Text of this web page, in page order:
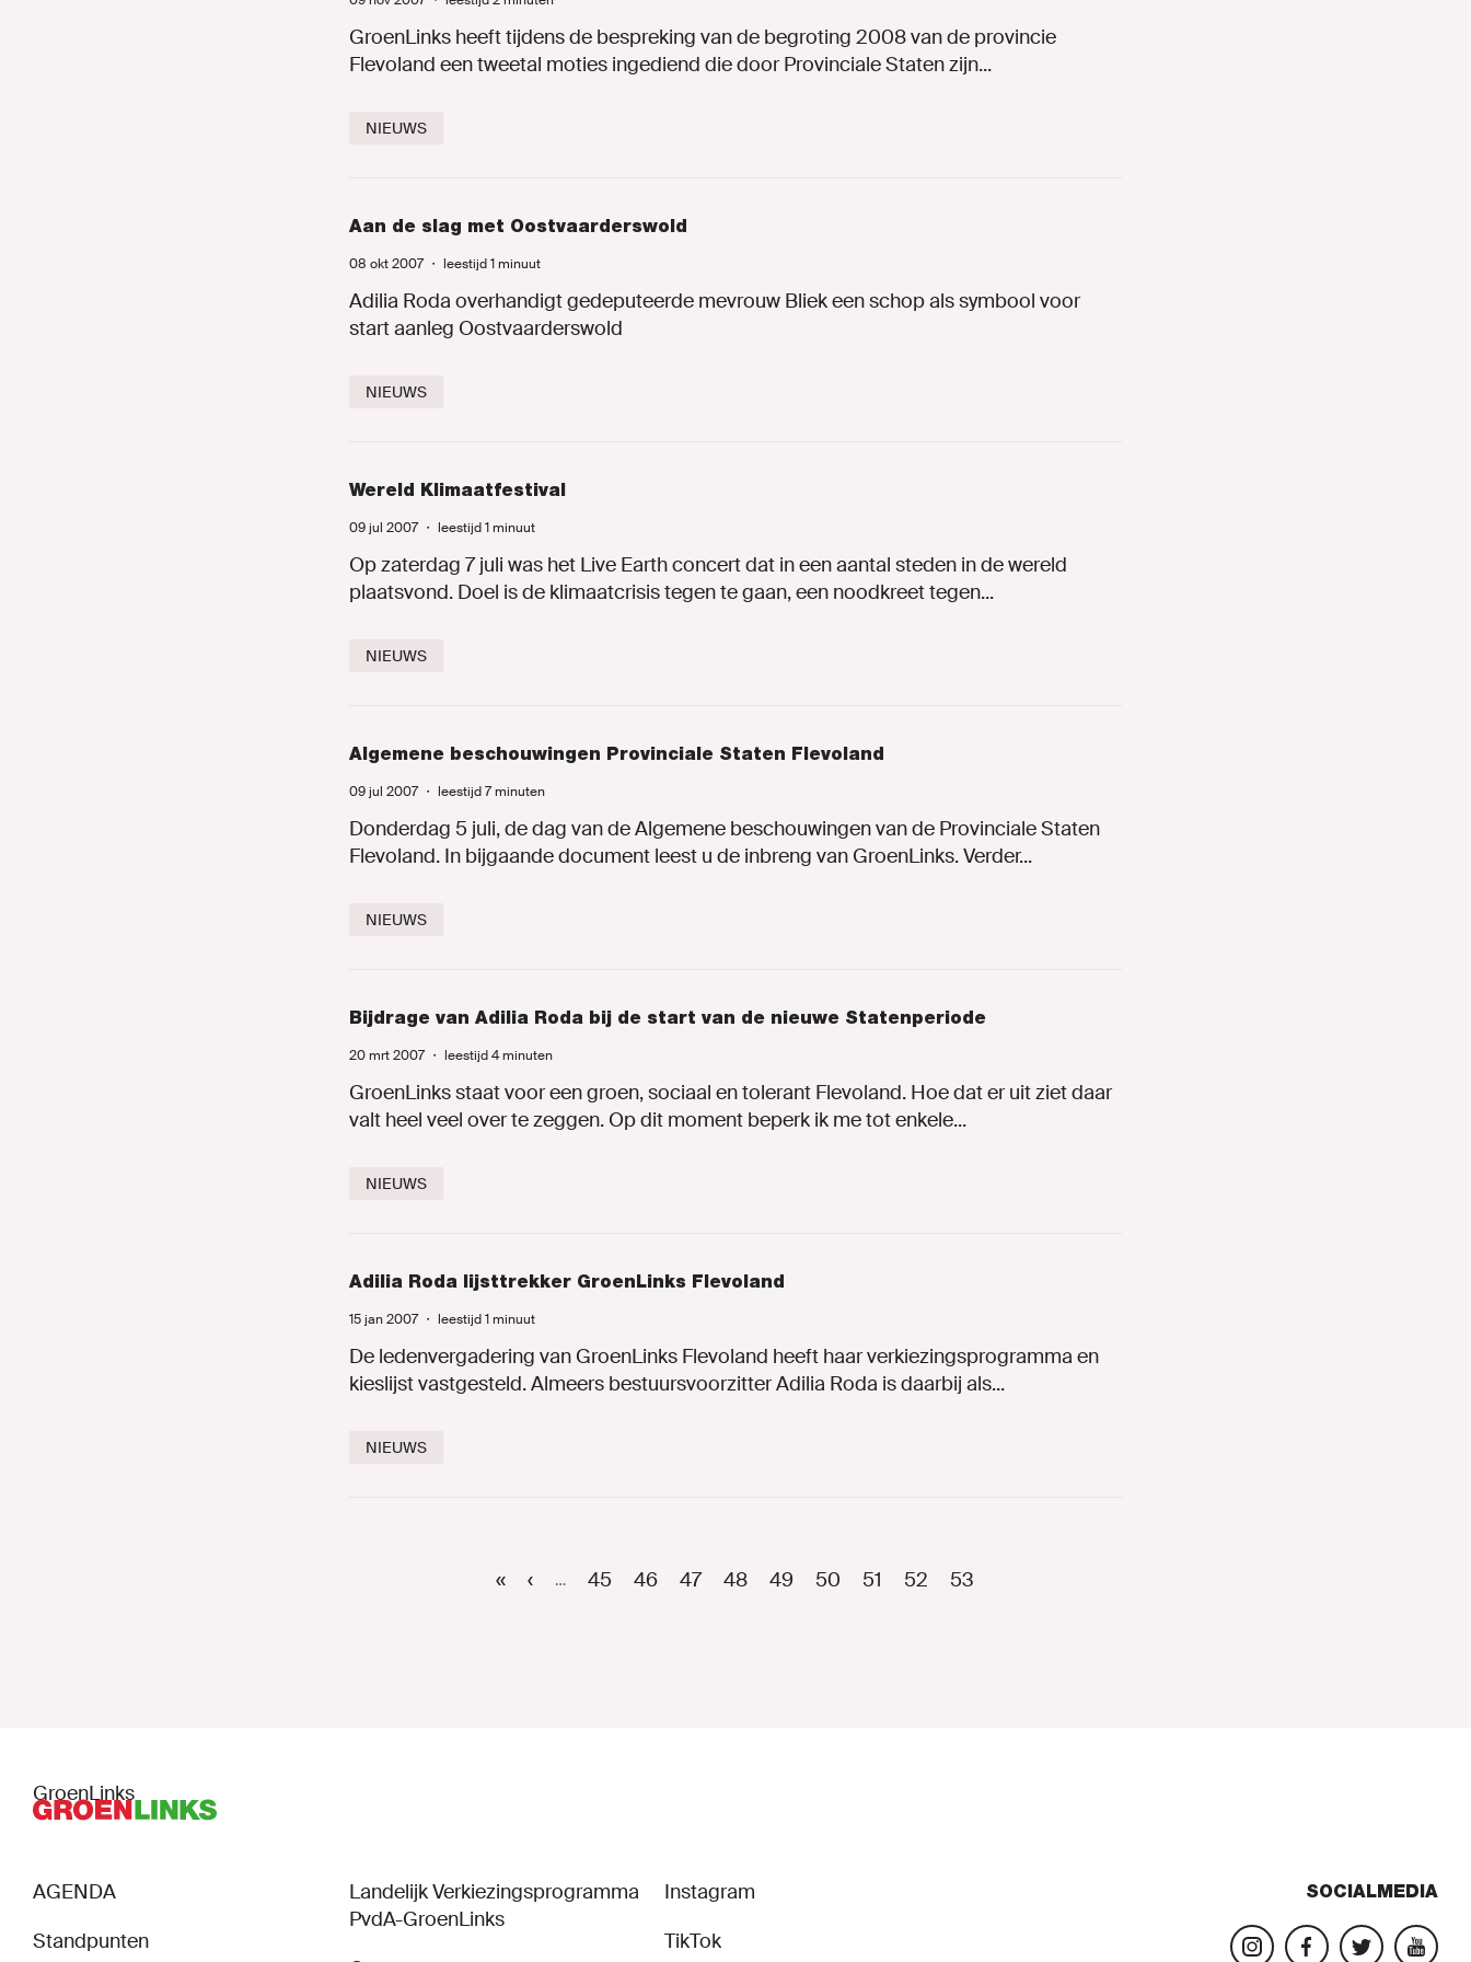
GroenLinks heeft tijdens de bespreking van de begroting 2008 van de provincie
Flevoland een tweetal moties ingediend die door Provinciale Staten zijn...
NIEUWS
Aan de slag met Oostvaarderswold
08 okt 2007 ・ leestijd 1 minuut
Adilia Roda overhandigt gedeputeerde mevrouw Bliek een schop als symbool voor
start aanleg Oostvaarderswold
NIEUWS
Wereld Klimaatfestival
09 jul 2007 ・ leestijd 1 minuut
Op zaterdag 7 juli was het Live Earth concert dat in een aantal steden in de wereld
plaatsvond. Doel is de klimaatcrisis tegen te gaan, een noodkreet tegen...
NIEUWS
Algemene beschouwingen Provinciale Staten Flevoland
09 jul 2007 ・ leestijd 7 minuten
Donderdag 5 juli, de dag van de Algemene beschouwingen van de Provinciale Staten
Flevoland. In bijgaande document leest u de inbreng van GroenLinks. Verder...
NIEUWS
Bijdrage van Adilia Roda bij de start van de nieuwe Statenperiode
20 mrt 2007 ・ leestijd 4 minuten
GroenLinks staat voor een groen, sociaal en tolerant Flevoland. Hoe dat er uit ziet daar
valt heel veel over te zeggen. Op dit moment beperk ik me tot enkele...
NIEUWS
Adilia Roda lijsttrekker GroenLinks Flevoland
15 jan 2007 ・ leestijd 1 minuut
De ledenvergadering van GroenLinks Flevoland heeft haar verkiezingsprogramma en
kieslijst vastgesteld. Almeers bestuursvoorzitter Adilia Roda is daarbij als...
NIEUWS
Eerste
«
Vorige
‹ … Page
45 Page
46 Page
47 Page
48 Page
49 Page
50 Page
51 Page
52
Huidige
53
GroenLinks
AGENDA
Standpunten
Landelijk Verkiezingsprogramma
PvdA-GroenLinks
Instagram
TikTok
SOCIALMEDIA
Onze mensen
Onze afdeling
Nieuws
Naar GroenLinks.nl
MIJN GROENLINKS